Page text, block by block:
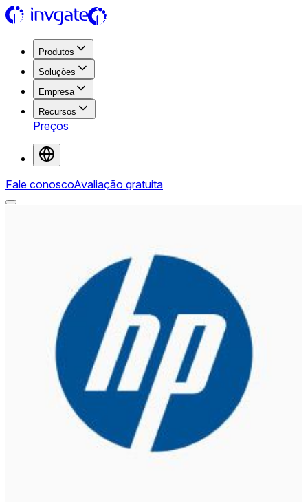
Produtos
Soluções
Empresa
Recursos
Preços
Fale conoscoAvaliação gratuita